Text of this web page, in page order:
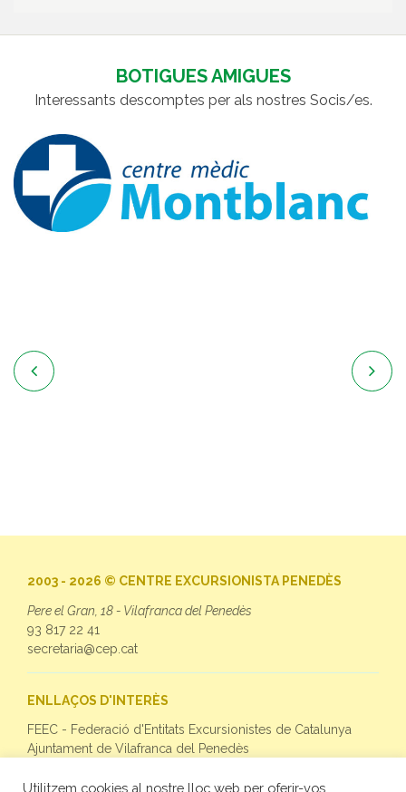
BOTIGUES AMIGUES
Interessants descomptes per als nostres Socis/es.
 
2003 - 2026 © CENTRE EXCURSIONISTA PENEDÈS
Pere el Gran, 18 - Vilafranca del Penedès
93 817 22 41
secretaria@cep.cat
ENLLAÇOS D'INTERÈS
FEEC - Federació d'Entitats Excursionistes de Catalunya
Ajuntament de Vilafranca del Penedès
Utilitzem cookies al nostre lloc web per oferir-vos